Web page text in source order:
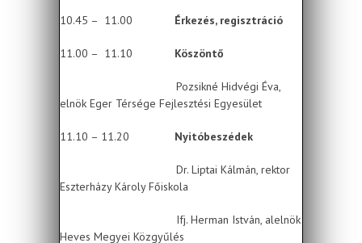
10.45 – 11.00 Érkezés, regisztráció
11.00 – 11.10 Köszöntő
Pozsikné Hidvégi Éva,
elnök Eger Térsége Fejlesztési Egyesület
11.10 – 11.20 Nyitóbeszédek
Dr. Liptai Kálmán, rektor
Eszterházy Károly Főiskola
Ifj. Herman István, alelnök
Heves Megyei Közgyűlés